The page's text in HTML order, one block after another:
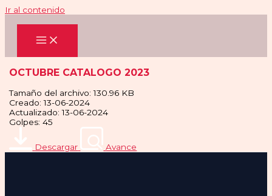
Ir al contenido
OCTUBRE CATALOGO 2023
Tamaño del archivo: 130.96 KB
Creado: 13-06-2024
Actualizado: 13-06-2024
Golpes: 45
Descargar Avance